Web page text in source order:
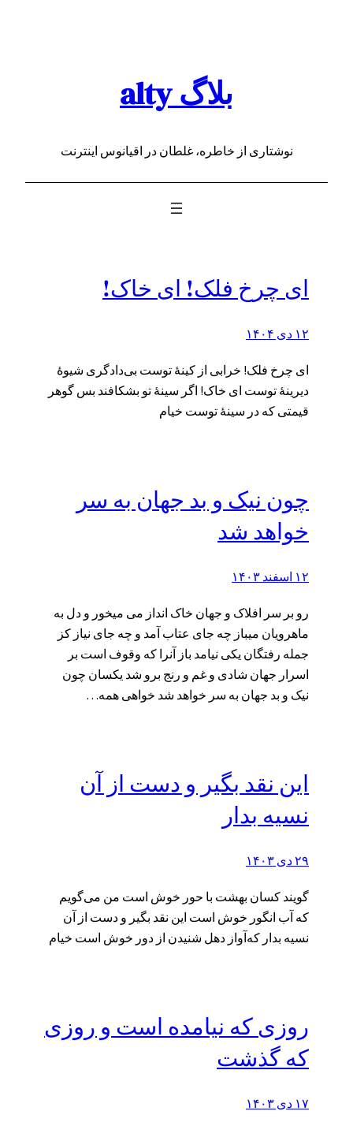
بلاگ alty
نوشتاری از خاطره، غلطان در اقیانوس اینترنت
ای چرخ فلک! ای خاک!
۱۲ دی ۱۴۰۴
ای چرخ فلک! خرابی از کینهٔ توست بی‌دادگری شیوهٔ
دیرینهٔ توست ای خاک! اگر سینهٔ تو بشکافند بس گوهر
قیمتی که در سینهٔ توست خیام
چون نیک و بد جهان به سر
خواهد شد
۱۲ اسفند ۱۴۰۳
رو بر سر افلاک و جهان خاک انداز می میخور و دل به
ماهرویان میباز چه جای عتاب آمد و چه جای نیاز کز
جمله رفتگان یکی نیامد باز آنرا که وقوف است بر
اسرار جهان شادی و غم و رنج برو شد یکسان چون
نیک و بد جهان به سر خواهد شد خواهی همه…
این نقد بگیر و دست از آن
نسیه بدار
۲۹ دی ۱۴۰۳
گویند کسان بهشت با حور خوش است من می‌گویم
که آب انگور خوش است این نقد بگیر و دست از آن
نسیه بدار که‌آواز دهل شنیدن از دور خوش است خیام
روزی که نیامده است و روزی
که گذشت
۱۷ دی ۱۴۰۳